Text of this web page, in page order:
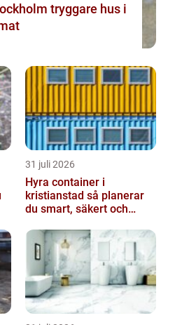
hus i
31 juli 2026
Hyra container i
kristianstad så planerar
du smart, säkert och